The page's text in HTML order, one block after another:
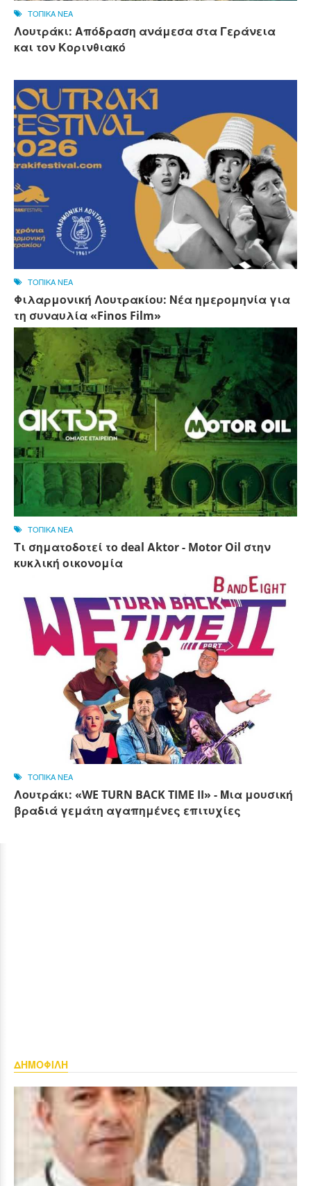
ΤΟΠΙΚΑ ΝΕΑ
Λουτράκι: Απόδραση ανάμεσα στα Γεράνεια
και τον Κορινθιακό
ΤΟΠΙΚΑ ΝΕΑ
Φιλαρμονική Λουτρακίου: Νέα ημερομηνία για
τη συναυλία «Finos Film»
ΤΟΠΙΚΑ ΝΕΑ
Τι σηματοδοτεί το deal Αktor - Motor Oil στην
κυκλική οικονομία
ΤΟΠΙΚΑ ΝΕΑ
Λουτράκι: «WE TURN BACK TIME II» - Μια μουσική
βραδιά γεμάτη αγαπημένες επιτυχίες
ΔΗΜΟΦΙΛΗ